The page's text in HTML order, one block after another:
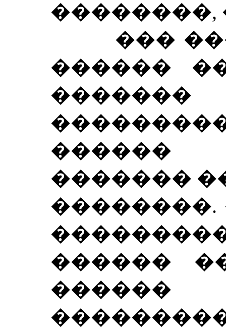
��������,
���
������
�������
��������.
������
������